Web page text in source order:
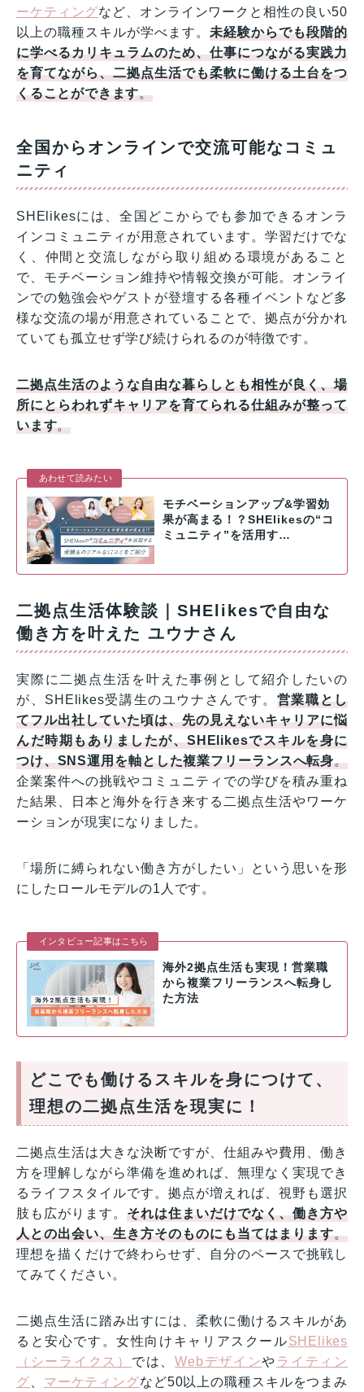
ーケティングなど、オンラインワークと相性の良い50
以上の職種スキルが学べます。未経験からでも段階的
に学べるカリキュラムのため、仕事につながる実践力
を育てながら、二拠点生活でも柔軟に働ける土台をつ
くることができます。
全国からオンラインで交流可能なコミュ
ニティ
SHElikesには、全国どこからでも参加できるオンラ
インコミュニティが用意されています。学習だけでな
く、仲間と交流しながら取り組める環境があること
で、モチベーション維持や情報交換が可能。オンライ
ンでの勉強会やゲストが登壇する各種イベントなど多
様な交流の場が用意されていることで、拠点が分かれ
ていても孤立せず学び続けられるのが特徴です。
二拠点生活のような自由な暮らしとも相性が良く、場
所にとらわれずキャリアを育てられる仕組みが整って
います。
あわせて読みたい
モチベーションアップ&学習効
果が高まる！？SHElikesの“コ
ミュニティ”を活用す…
二拠点生活体験談｜SHElikesで自由な
働き方を叶えた ユウナさん
実際に二拠点生活を叶えた事例として紹介したいの
が、SHElikes受講生のユウナさんです。 営業職とし
てフル出社していた頃は、先の見えないキャリアに悩
んだ時期もありましたが、SHElikesでスキルを身に
つけ、SNS運用を軸とした複業フリーランスへ転身。
企業案件への挑戦やコミュニティでの学びを積み重ね
た結果、日本と海外を行き来する二拠点生活やワーケ
ーションが現実になりました。
「場所に縛られない働き方がしたい」という思いを形
にしたロールモデルの1人です。
インタビュー記事はこちら
海外2拠点生活も実現！営業職
から複業フリーランスへ転身し
た方法
どこでも働けるスキルを身につけて、
理想の二拠点生活を現実に！
二拠点生活は大きな決断ですが、仕組みや費用、働き
方を理解しながら準備を進めれば、無理なく実現でき
るライフスタイルです。拠点が増えれば、視野も選択
肢も広がります。それは住まいだけでなく、働き方や
人との出会い、生き方そのものにも当てはまります。
理想を描くだけで終わらせず、自分のペースで挑戦し
てみてください。
二拠点生活に踏み出すには、柔軟に働けるスキルがあ
ると安心です。女性向けキャリアスクールSHElikes
（シーライクス） では、Webデザインや ライティン
グ
マーケティングなど50以上の職種スキルをつまみ